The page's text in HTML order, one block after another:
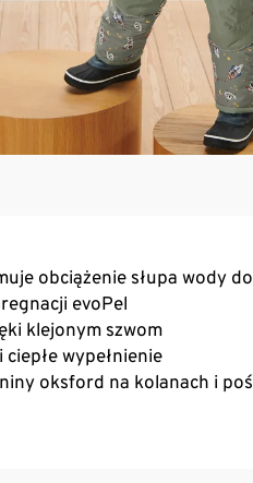
obciążenie słupa wody
evoPel
klejonym szwom
wypełnienie
oksford na kolanach i
z mikropolaru w górnej
powłoką zapobiegającą